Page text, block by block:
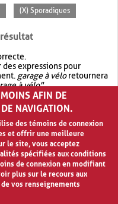
(X) Sporadiques
expressions pour
garage à véloretournera
à vélo".
avec OR.garage OR vélo
quegarage à vélo
AFIN DE
DE NAVIGATION.
des témoins de connexion
et offrir une meilleure
le site, vous acceptez
spécifiées aux conditions
de connexion en modifiant
plus sur le recours aux
vos renseignements